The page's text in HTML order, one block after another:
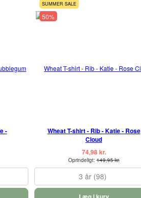
-
SUMMER SALE
50%
Wheat T-shirt - Rib - Katie - Rose
Cloud
74,98 kr.
Oprindeligt:149,95 kr.
3 år (98)